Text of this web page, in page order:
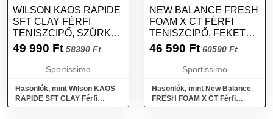
WILSON KAOS RAPIDE
SFT CLAY FÉRFI
TENISZCIPŐ, SZÜRKE,
MÉRET 43 1/3
49 990 Ft 58390 Ft
Sportissimo
Hasonlók, mint Wilson KAOS
RAPIDE SFT CLAY Férfi
teniszcipő, szürke, méret 43
NEW BALANCE FRESH
FOAM X CT FÉRFI
TENISZCIPŐ, FEKETE,
MÉRET 42
46 590 Ft 60590 Ft
Sportissimo
Hasonlók, mint New Balance
FRESH FOAM X CT Férfi
teniszcipő, fekete, méret 42